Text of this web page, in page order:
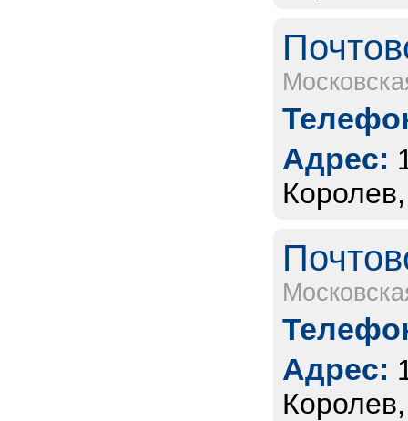
Адрес:
Адрес: